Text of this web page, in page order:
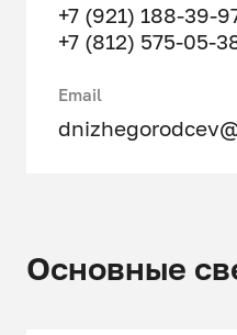
+7 (921) 188-39-
+7 (812) 575-05-
Email
Основные